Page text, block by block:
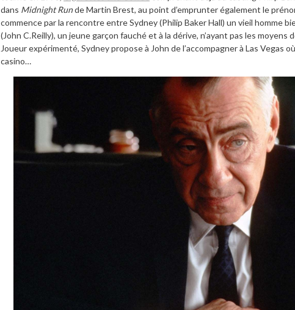
dans Midnight Runde Martin Brest, au point d’emprunter également le
commence par la rencontre entre Sydney (Philip Baker Hall) un vieil homme
(John C.Reilly), un jeune garçon fauché et à la dérive, n’ayant pas les moyens
Joueur expérimenté, Sydney propose à John de l’accompagner à Las Vegas
casino…